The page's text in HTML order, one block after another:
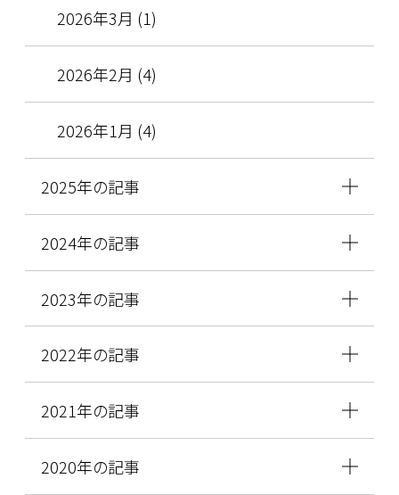
2026年3月 (1)
2026年2月 (4)
2026年1月 (4)
2025年の記事
2024年の記事
2023年の記事
2022年の記事
2021年の記事
2020年の記事